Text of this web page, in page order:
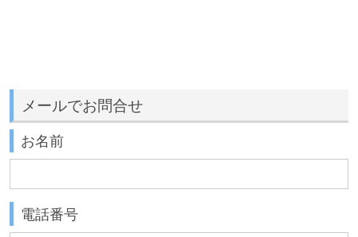
メールでお問合せ
お名前
電話番号